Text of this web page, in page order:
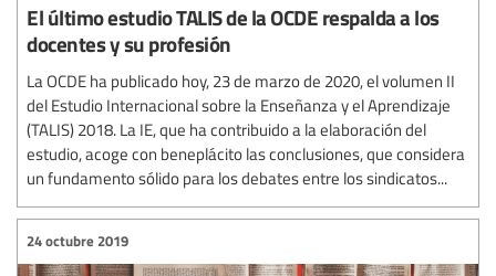
El último estudio TALIS de la OCDE respalda a los
docentes y su profesión
La OCDE ha publicado hoy, 23 de marzo de 2020, el volumen II
del Estudio Internacional sobre la Enseñanza y el Aprendizaje
(TALIS) 2018. La IE, que ha contribuido a la elaboración del
estudio, acoge con beneplácito las conclusiones, que considera
un fundamento sólido para los debates entre los sindicatos...
24 octubre 2019